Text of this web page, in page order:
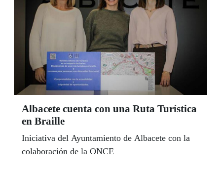
Albacete cuenta con una Ruta Turística
en Braille
Iniciativa del Ayuntamiento de Albacete con la
colaboración de la ONCE